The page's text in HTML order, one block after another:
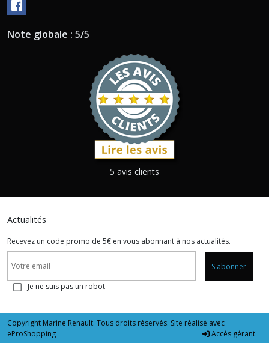
Note globale : 5/5
5 avis clients
Actualités
Recevez un code promo de 5€ en vous abonnant à nos actualités.
S'abonner
Je ne suis pas un robot
Copyright Marine Renault. Tous droits réservés. Site réalisé avec
eProShopping
Accès gérant